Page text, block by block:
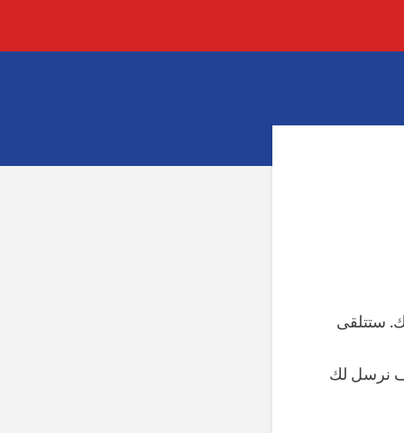
ستتلقى
نرسل لك